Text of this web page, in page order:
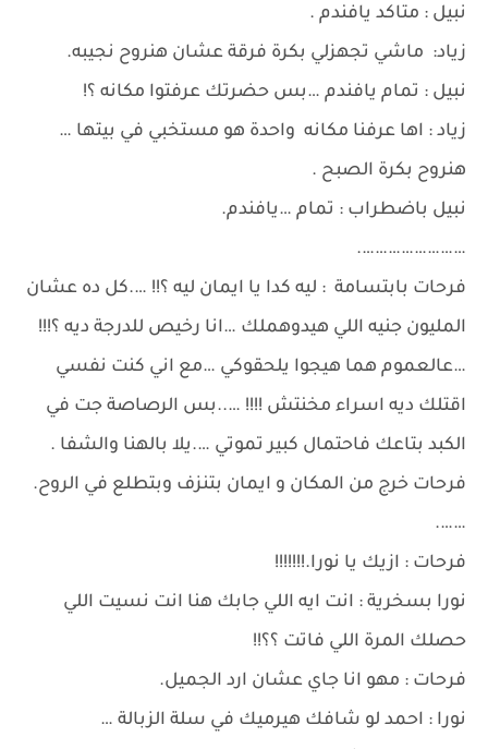
نبيل : متاكد يافندم .
زياد: ماشي تجهزلي بكرة فرقة عشان هنروح نجيبه.
نبيل : تمام يافندم …بس حضرتك عرفتوا مكانه ؟!
زياد : اها عرفنا مكانه واحدة هو مستخبي في بيتها …
هنروح بكرة الصبح .
نبيل باضطراب : تمام …يافندم.
…………………….
فرحات بابتسامة : ليه كدا يا ايمان ليه ؟!! ….كل ده عشان
المليون جنيه اللي هيدوهملك …انا رخيص للدرجة ديه ؟!!!
…عالعموم هما هيجوا يلحقوكي …مع اني كنت نفسي
اقتلك ديه اسراء مخنتش !!!! …..بس الرصاصة جت في
الكبد بتاعك فاحتمال كبير تموتي ….يلا بالهنا والشفا .
فرحات خرج من المكان و ايمان بتنزف وبتطلع في الروح.
…….
فرحات : ازيك يا نورا.!!!!!!!
نورا بسخرية : انت ايه اللي جابك هنا انت نسيت اللي
حصلك المرة اللي فاتت ؟؟!!
فرحات : مهو انا جاي عشان ارد الجميل.
نورا : احمد لو شافك هيرميك في سلة الزبالة …